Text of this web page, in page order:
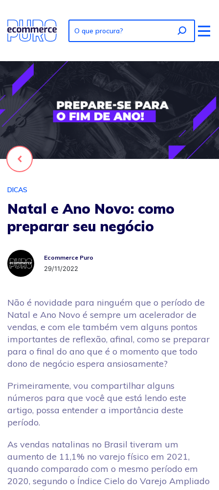
Foto: Natal e Ano Novo: como preparar seu negócio
Voltar
DICAS
Natal e Ano Novo: como
preparar seu negócio
Ecommerce Puro
Ecommerce Puro
29/11/2022
Não é novidade para ninguém que o período de
Natal e Ano Novo é sempre um acelerador de
vendas, e com ele também vem alguns pontos
importantes de reflexão, afinal, como se preparar
para o final do ano que é o momento que todo
dono de negócio espera ansiosamente?
Primeiramente, vou compartilhar alguns
números para que você que está lendo este
artigo, possa entender a importância deste
período.
As vendas natalinas no Brasil tiveram um
aumento de 11,1% no varejo físico em 2021,
quando comparado com o mesmo período em
2020, segundo o Índice Cielo do Varejo Ampliado